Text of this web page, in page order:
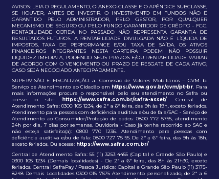
AVISOS: LEIA O REGULAMENTO, O ANEXO-CLASSE E O APÊNDICE SUBCLASSE,
SE HOUVER, ANTES DE INVESTIR. O INVESTIMENTO EM FUNDOS NÃO É
GARANTIDO PELO ADMINISTRADOR, PELO GESTOR, POR QUALQUER
MECANISMO DE SEGURO OU PELO FUNDO GARANTIDOR DE CRÉDITO - FGC.
RENTABILIDADE OBTIDA NO PASSADO NÃO REPRESENTA GARANTIA DE
RESULTADOS FUTUROS. A RENTABILIDADE DIVULGADA NÃO É LÍQUIDA DE
IMPOSTOS, TAXA DE PERFORMANCE E/OU TAXA DE SAÍDA. OS ATIVOS
FINANCEIROS INTEGRANTES NESTA CARTEIRA PODEM NÃO POSSUIR
LIQUIDEZ IMEDIATA, PODENDO SEUS PRAZOS E/OU RENTABILIDADE VARIAR
DE ACORDO COM O VENCIMENTO OU PRAZO DE RESGATE DE CADA ATIVO,
CASO SEJA NEGOCIADO ANTECIPADAMENTE.
SUPERVISÃO E FISCALIZAÇÃO: a. Comissão de Valores Mobiliários – CVM. b.
Serviço de Atendimento ao Cidadão em https://www.gov.br/cvm/pt-br. Para
mais informações procure o responsável pelo seu atendimento no Safra ou
acesse o site: https://www.safra.com.br/safra-asset/. Central de
Atendimento Safra: 0300 105 1234, de 2ª a 6ª feira, das 9h às 19h, exceto feriados.
Atendimento para pessoas com deficiência auditiva e/ou de fala/SAC - Serviço de
Atendimento ao Consumidor/Proteção de dados: 0800 772 5755, atendimento
24h por dia, 7 dias por semanas. Ouvidoria - Caso já tenha recorrido ao SAC e
não esteja satisfeito(a): 0800 770 1236. Atendimento para pessoas com
deficiência auditiva e/ou de fala: 0800 727 75 55. De 2ª a 6ª feira, das 9h às 18h,
exceto feriados. Ou acesse: https://www.safra.com.br/
Central de Atendimento Safra: 55 (11) 3253 4455 (Capital e Grande São Paulo) e
0300 105 1234 (Demais localidades) - De 2ª a 6ª feira, das 8h às 21h30, exceto
feriados. Central SafraPay / Pessoa Jurídica: Capital e Grande São Paulo (11) 3175-
8248 Demais Localidades 0300 015 7575 Atendimento personalizado, de 2ª a 6